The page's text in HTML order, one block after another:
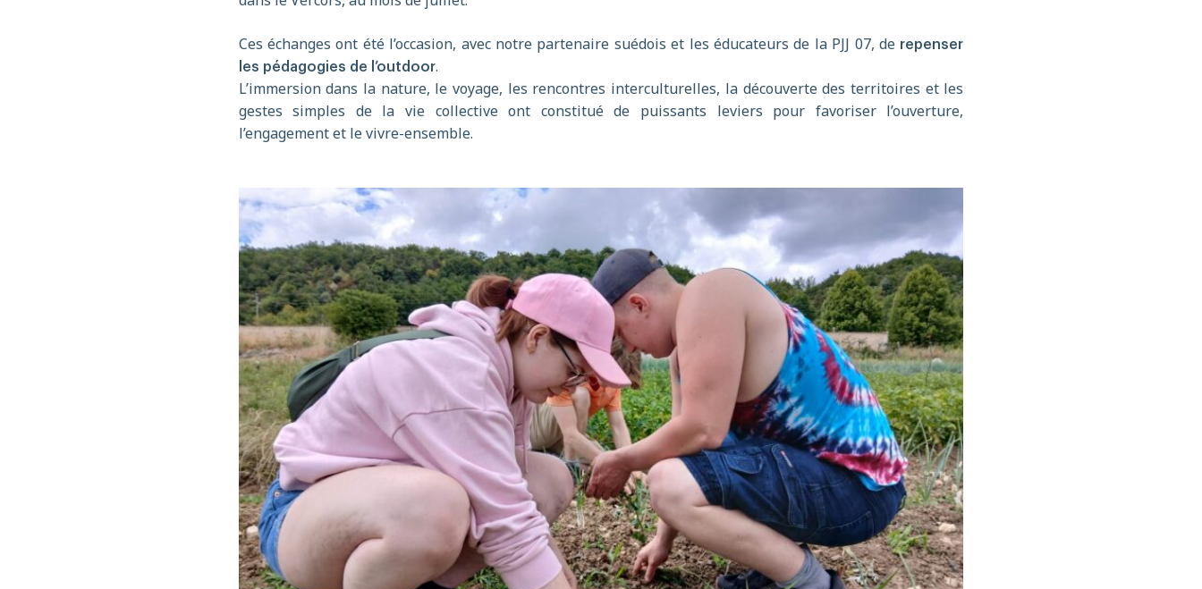
Ces échanges ont été l’occasion, avec notre partenaire suédois et les éducateurs de la PJJ 07, de repenser
les pédagogies de l’outdoor.
L’immersion dans la nature, le voyage, les rencontres interculturelles, la découverte des territoires et les
gestes simples de la vie collective ont constitué de puissants leviers pour favoriser l’ouverture,
l’engagement et le vivre-ensemble.